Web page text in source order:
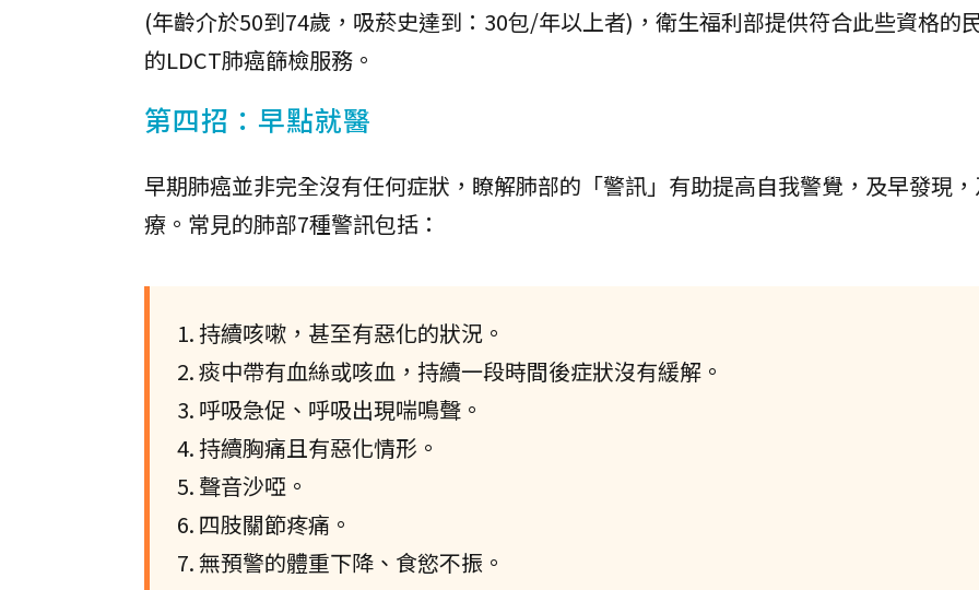
(年齡介於50到74歲，吸菸史達到：30包/年以上者)，衛生福利部提供符合此些資格的
的LDCT肺癌篩檢服務。
第四招：早點就醫
早期肺癌並非完全沒有任何症狀，瞭解肺部的「警訊」有助提高自我警覺，及早發現
療。常見的肺部7種警訊包括：
1. 持續咳嗽，甚至有惡化的狀況。
2. 痰中帶有血絲或咳血，持續一段時間後症狀沒有緩解。
3. 呼吸急促、呼吸出現喘鳴聲。
4. 持續胸痛且有惡化情形。
5. 聲音沙啞。
6. 四肢關節疼痛。
7. 無預警的體重下降、食慾不振。